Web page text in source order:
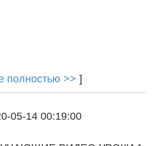
полностью >> ]
05-14 00:19:00